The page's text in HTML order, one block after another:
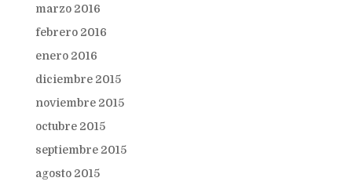
marzo 2016
febrero 2016
enero 2016
diciembre 2015
noviembre 2015
octubre 2015
septiembre 2015
agosto 2015